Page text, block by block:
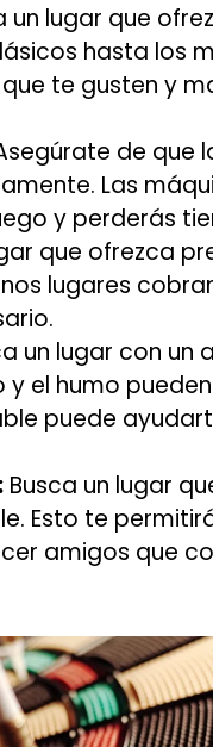
un lugar que
hasta los
te gusten y
de que
Las
y perderás
que ofrezca
lugares
un lugar con
el humo
puede
Busca un lugar
Esto te
amigos que